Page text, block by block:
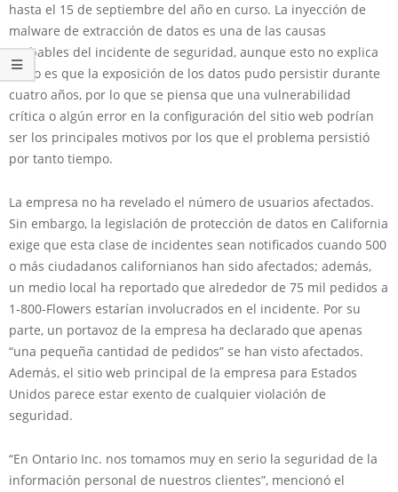
hasta el 15 de septiembre del año en curso. La inyección de
malware de extracción de datos es una de las causas
probables del incidente de seguridad, aunque esto no explica
cómo es que la exposición de los datos pudo persistir durante
cuatro años, por lo que se piensa que una vulnerabilidad
crítica o algún error en la configuración del sitio web podrían
ser los principales motivos por los que el problema persistió
por tanto tiempo.
La empresa no ha revelado el número de usuarios afectados.
Sin embargo, la legislación de protección de datos en California
exige que esta clase de incidentes sean notificados cuando 500
o más ciudadanos californianos han sido afectados; además,
un medio local ha reportado que alrededor de 75 mil pedidos a
1-800-Flowers estarían involucrados en el incidente. Por su
parte, un portavoz de la empresa ha declarado que apenas
“una pequeña cantidad de pedidos” se han visto afectados.
Además, el sitio web principal de la empresa para Estados
Unidos parece estar exento de cualquier violación de
seguridad.
“En Ontario Inc. nos tomamos muy en serio la seguridad de la
información personal de nuestros clientes”, mencionó el